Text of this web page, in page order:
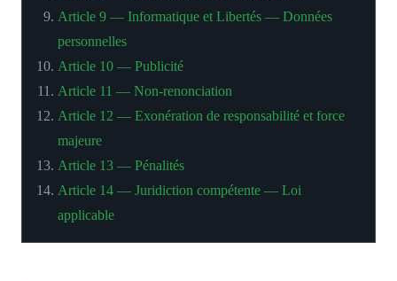
Article 9 — Informatique et Libertés — Données
personnelles
Article 10 — Publicité
Article 11 — Non-renonciation
Article 12 — Exonération de responsabilité et force
majeure
Article 13 — Pénalités
Article 14 — Juridiction compétente — Loi
applicable